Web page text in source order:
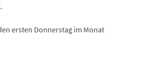
ersten Donnerstag im Monat